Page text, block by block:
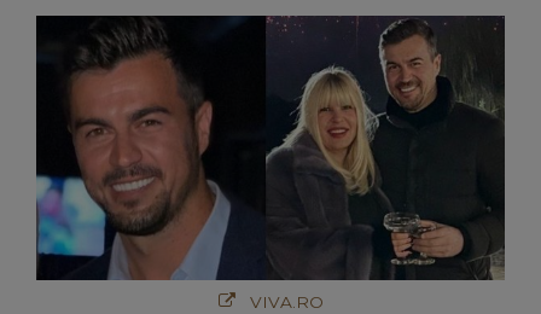
VIVA.RO